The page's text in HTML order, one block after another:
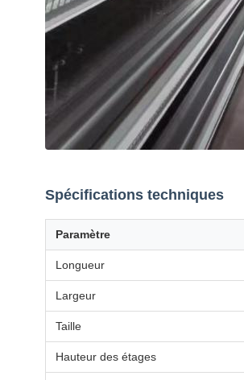
Spécifications techniques
Paramètre
Longueur
Largeur
Taille
Hauteur des étages